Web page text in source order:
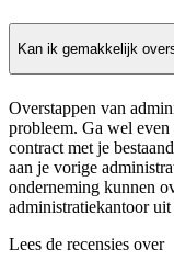
Kan ik gemakkelijk
Overstappen van
probleem. Ga wel
contract met je
aan je vorige
onderneming kunnen
administratiekantoor uit
Lees de recensies over